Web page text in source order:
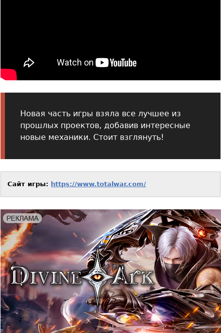
Новая часть игры взяла все лучшее из
прошлых проектов, добавив интересные
новые механики. Стоит взглянуть!
Сайт игры: https://www.totalwar.com/